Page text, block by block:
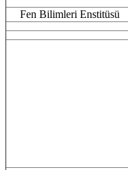
Fen Bilimleri Enstitüsü